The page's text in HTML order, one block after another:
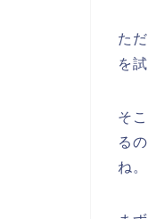
た
を
そ
る
ね。